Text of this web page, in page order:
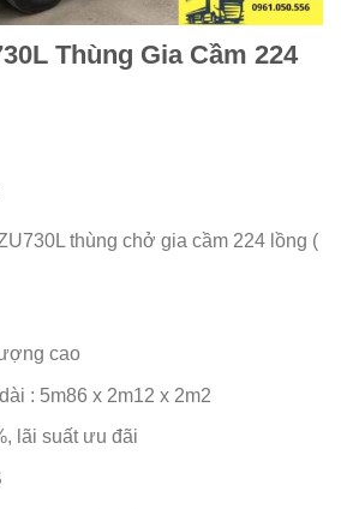
Thùng Gia Cầm 224
thùng chở gia cầm 224 lồng (
cao
: 5m86 x 2m12 x 2m2
lãi suất ưu đãi